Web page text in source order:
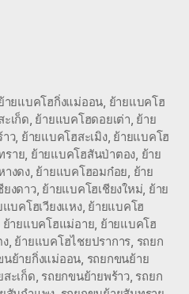
ายแบคโฮกิ่งแม่ออน, ย้ายแบคโฮ
เก็ด, ย้ายแบคโฮดอยเต่า, ย้าย
ว, ย้ายแบคโฮสะเมิง, ย้ายแบคโฮ
ราย, ย้ายแบคโฮสันป่าตอง, ย้าย
างดง, ย้ายแบคโฮอมก๋อย, ย้าย
งดาว, ย้ายแบคโฮเชียงใหม่, ย้าย
แบคโฮเวียงแหง, ย้ายแบคโฮ
ย้ายแบคโฮแม่อาย, ย้ายแบคโฮ
, ย้ายแบคโฮไชยปราการ, รถยก
นย้ายกิ่งแม่ออน, รถยกขนย้าย
ะเก็ด, รถยกขนย้ายพร้าว, รถยก